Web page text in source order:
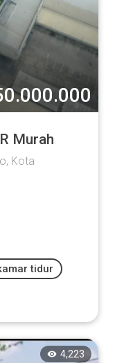
Murah
Kota
tidur
4,223